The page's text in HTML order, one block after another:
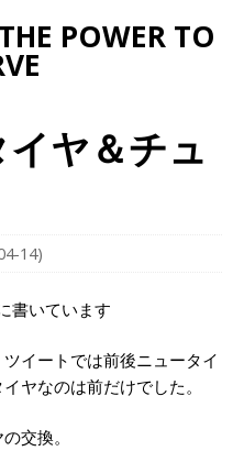
POWER TO
ヤ＆チュ
14)
書いています
イートでは前後ニュータイ
ヤなのは前だけでした。
交換。